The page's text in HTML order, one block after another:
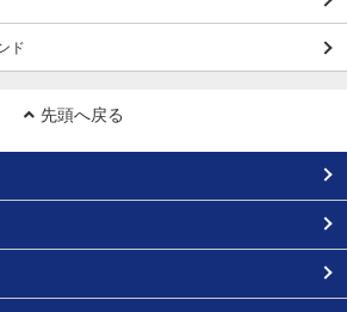
ド
先頭へ戻る